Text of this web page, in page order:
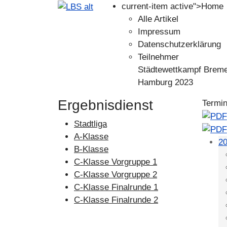
current-item active">Home
Alle Artikel
Impressum
Datenschutzerklärung
Teilnehmer
Städtewettkampf
Hamburg 2023
Ergebnisdienst
Stadtliga
A-Klasse
B-Klasse
C-Klasse Vorgruppe 1
C-Klasse Vorgruppe 2
C-Klasse Finalrunde 1
C-Klasse Finalrunde 2